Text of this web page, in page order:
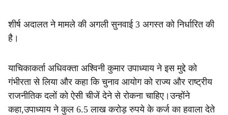
शीर्ष अदालत ने मामले की अगली सुनवाई 3 अगस्त को निर्धारित की
है।
याचिकाकर्ता अधिवक्ता अश्विनी कुमार उपाध्याय ने इस मुद्दे को
गंभीरता से लिया और कहा कि चुनाव आयोग को राज्य और राष्ट्रीय
राजनीतिक दलों को ऐसी चीजें देने से रोकना चाहिए।उन्होंने
कहा,उपाध्याय ने कुल 6.5 लाख करोड़ रुपये के कर्ज का हवाला देते